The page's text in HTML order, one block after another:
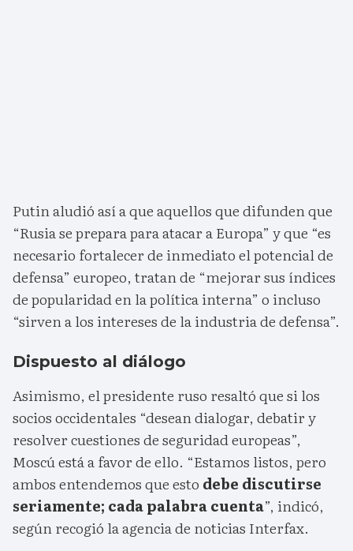
Putin aludió así a que aquellos que difunden que
“Rusia se prepara para atacar a Europa” y que “es
necesario fortalecer de inmediato el potencial de
defensa” europeo, tratan de “mejorar sus índices
de popularidad en la política interna” o incluso
“sirven a los intereses de la industria de defensa”.
Dispuesto al diálogo
Asimismo, el presidente ruso resaltó que si los
socios occidentales “desean dialogar, debatir y
resolver cuestiones de seguridad europeas”,
Moscú está a favor de ello. “Estamos listos, pero
ambos entendemos que esto debe discutirse
seriamente; cada palabra cuenta”, indicó,
según recogió la agencia de noticias Interfax.